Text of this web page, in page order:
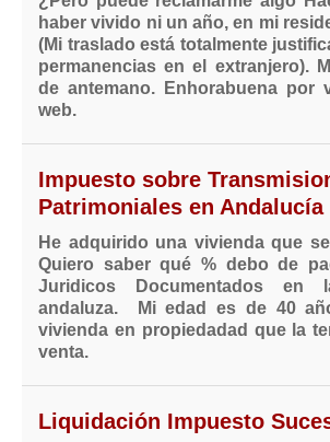
haber vivido ni un año, en mi
(Mi traslado está totalmente
permanencias en el extranjero).
de antemano. Enhorabuena por
web.
Impuesto sobre
Patrimoniales en Andalucía
He adquirido una vivienda que
Quiero saber qué % debo de
Juridicos Documentados en
andaluza. Mi edad es de 40
vivienda en propiedadad que la
venta.
Liquidación Impuesto